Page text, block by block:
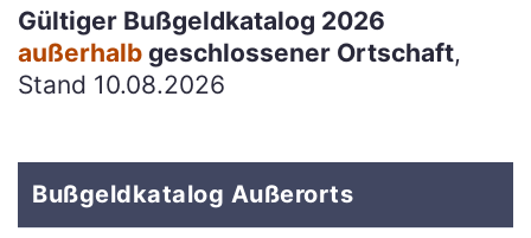
Gültiger Bußgeldkatalog 2026
außerhalb geschlossener Ortschaft,
Stand 10.08.2026
Bußgeldkatalog Außerorts